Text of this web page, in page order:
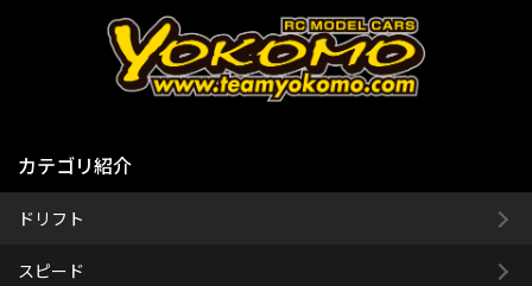
カテゴリ紹介
ドリフト
スピード